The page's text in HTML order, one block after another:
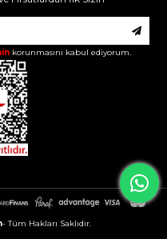
korunmasını kabul ediyorum.
- Tüm Hakları Saklıdır.